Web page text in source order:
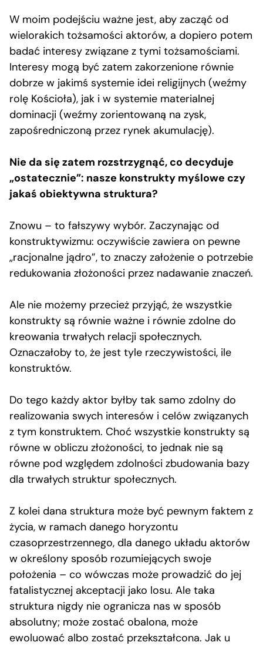
W moim podejściu ważne jest, aby zacząć od
wielorakich tożsamości aktorów, a dopiero potem
badać interesy związane z tymi tożsamościami.
Interesy mogą być zatem zakorzenione równie
dobrze w jakimś systemie idei religijnych (weźmy
rolę Kościoła), jak i w systemie materialnej
dominacji (weźmy zorientowaną na zysk,
zapośredniczoną przez rynek akumulację).
Nie da się zatem rozstrzygnąć, co decyduje
„ostatecznie”: nasze konstrukty myślowe czy
jakaś obiektywna struktura?
Znowu – to fałszywy wybór. Zaczynając od
konstruktywizmu: oczywiście zawiera on pewne
„racjonalne jądro”, to znaczy założenie o potrzebie
redukowania złożoności przez nadawanie znaczeń.
Ale nie możemy przecież przyjąć, że wszystkie
konstrukty są równie ważne i równie zdolne do
kreowania trwałych relacji społecznych.
Oznaczałoby to, że jest tyle rzeczywistości, ile
konstruktów.
Do tego każdy aktor byłby tak samo zdolny do
realizowania swych interesów i celów związanych
z tym konstruktem. Choć wszystkie konstrukty są
równe w obliczu złożoności, to jednak nie są
równe pod względem zdolności zbudowania bazy
dla trwałych struktur społecznych.
Z kolei dana struktura może być pewnym faktem z
życia, w ramach danego horyzontu
czasoprzestrzennego, dla danego układu aktorów
w określony sposób rozumiejących swoje
położenia – co wówczas może prowadzić do jej
fatalistycznej akceptacji jako losu. Ale taka
struktura nigdy nie ogranicza nas w sposób
absolutny; może zostać obalona, może
ewoluować albo zostać przekształcona. Jak u